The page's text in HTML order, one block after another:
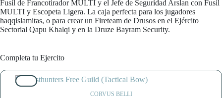
Fusil de Francotirador MULTI y el Jefe de Seguridad Arslan con Fusil
MULTI y Escopeta Ligera. La caja perfecta para los jugadores
haqqislamitas, o para crear un Fireteam de Drusos en el Ejército
Sectorial Qapu Khalqi y en la Druze Bayram Security.
Completa tu Ejercito
CORVUS BELLI